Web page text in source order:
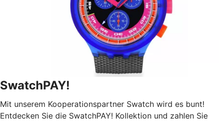
SwatchPAY!
Mit unserem Kooperationspartner Swatch wird es bunt!
Entdecken Sie die SwatchPAY! Kollektion und zahlen Sie